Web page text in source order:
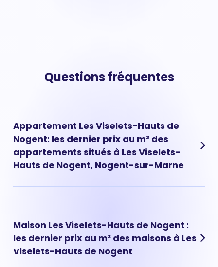
Questions fréquentes
Appartement Les Viselets-Hauts de
Nogent: les dernier prix au m² des
appartements situés à Les Viselets-
Hauts de Nogent, Nogent-sur-Marne
Viselets-Hauts de Nogent est de 5 785 € au m² en
moyenne.
Maison Les Viselets-Hauts de Nogent :
les dernier prix au m² des maisons à Les
Viselets-Hauts de Nogent